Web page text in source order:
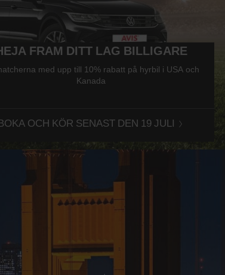
FRAM DITT LAG BILLIGARE
med upp till 10% rabatt på hyrbil i USA och
Kanada
OCH KÖR SENAST DEN 19 JULI